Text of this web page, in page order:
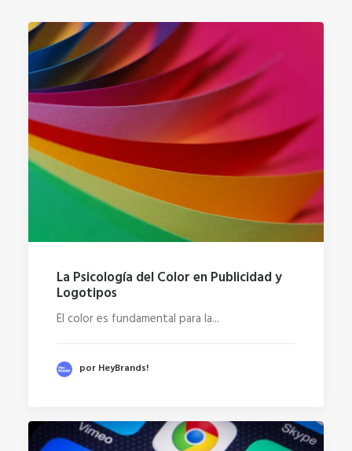
La Psicología del Color en Publicidad y
Logotipos
El color es fundamental para la...
por HeyBrands!